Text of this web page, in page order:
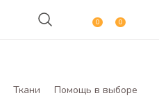
0 0
Ткани
Помощь в выборе